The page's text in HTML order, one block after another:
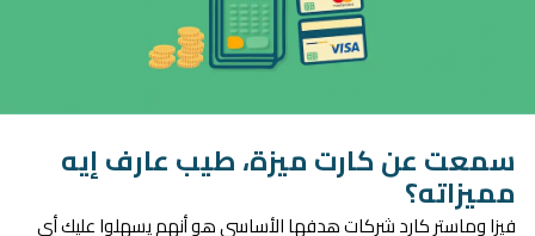
سمعت عن كارت ميزة، طيب عارف إيه
مميزاته؟
فيزا وماستر كارد شركات هدفها الأساسي هو أنهم يسهلوا عليك أي